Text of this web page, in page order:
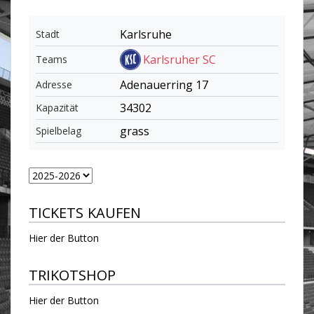
Stadt Karlsruhe
Teams Karlsruher SC
Adresse Adenauerring 17
Kapazität 34302
Spielbelag grass
TICKETS KAUFEN
Hier der Button
TRIKOTSHOP
Hier der Button